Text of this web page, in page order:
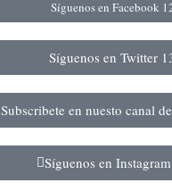
Síguenos en Facebook
Síguenos en Twitter
Subscribete en nuesto canal
Síguenos en Instagram